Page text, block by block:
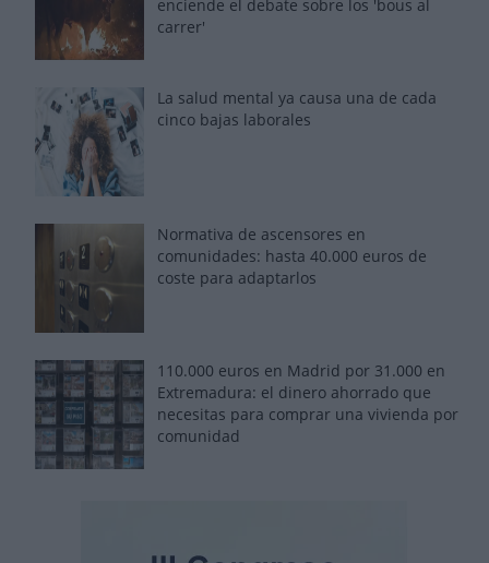
enciende el debate sobre los 'bous al
carrer'
La salud mental ya causa una de cada
cinco bajas laborales
Normativa de ascensores en
comunidades: hasta 40.000 euros de
coste para adaptarlos
110.000 euros en Madrid por 31.000 en
Extremadura: el dinero ahorrado que
necesitas para comprar una vivienda por
comunidad